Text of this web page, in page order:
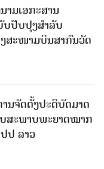
າມເອກະສານ
ປັບປຸງສໍາລັບ
ສະໜາມບິນສາກົນວັດ
ນຈັດຕັ້ງປະຕິບັດມາດ
ສະພາບພະຍາດໝາກ
ປ ລາວ